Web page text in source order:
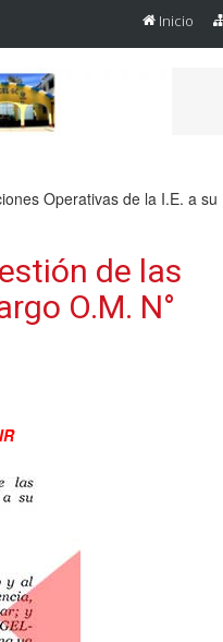
Inicio
Operativas de la I.E. a su
de las
O.M. N°